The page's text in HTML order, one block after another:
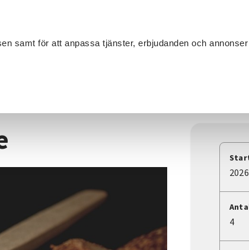
samt för att anpassa tjänster, erbjudanden och
4